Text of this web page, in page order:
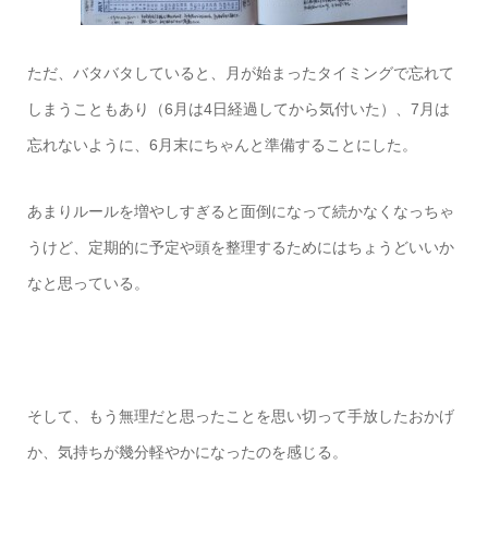
ただ、バタバタしていると、月が始まったタイミングで忘れて
しまうこともあり（6月は4日経過してから気付いた）、7月は
忘れないように、6月末にちゃんと準備することにした。
あまりルールを増やしすぎると面倒になって続かなくなっちゃ
うけど、定期的に予定や頭を整理するためにはちょうどいいか
なと思っている。
そして、もう無理だと思ったことを思い切って手放したおかげ
か、気持ちが幾分軽やかになったのを感じる。